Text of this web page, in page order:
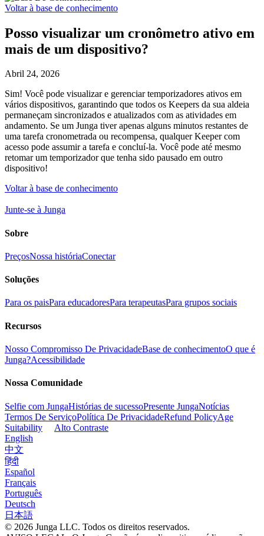
Voltar à base de conhecimento
Posso visualizar um cronômetro ativo em
mais de um dispositivo?
Abril 24, 2026
Sim! Você pode visualizar e gerenciar temporizadores ativos em
vários dispositivos, garantindo que todos os Keepers da sua aldeia
permaneçam sincronizados e atualizados com as atividades em
andamento. Se um Junga tiver apenas alguns minutos restantes de
uma tarefa cronometrada ou recompensa, qualquer Keeper com
acesso pode assumir a tarefa e concluí-la. Você pode até mesmo
retomar um temporizador que tenha sido pausado em outro
dispositivo!
Voltar à base de conhecimento
Junte-se à Junga
Sobre
PreçosNossa históriaConectar
Soluções
Para os paisPara educadoresPara terapeutasPara grupos sociais
Recursos
Nosso Compromisso De PrivacidadeBase de conhecimentoO que é
Junga?Acessibilidade
Nossa Comunidade
Selfie com JungaHistórias de sucessoPresente JungaNotícias
Termos De ServiçoPolítica De PrivacidadeRefund PolicyAge
Suitability
Alto Contraste
English
中文
हिंदी
Español
Français
Português
Deutsch
日本語
© 2026 Junga LLC. Todos os direitos reservados.